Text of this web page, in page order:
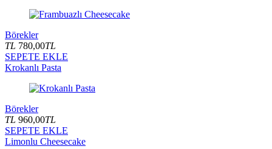
Börekler
TL 780,00TL
SEPETE EKLE
Krokanlı Pasta
Börekler
TL 960,00TL
SEPETE EKLE
Limonlu Cheesecake